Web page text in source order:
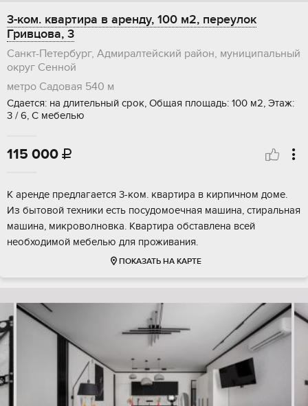
3-ком. квартира в аренду, 100 м2, переулок
Гривцова, 3
Санкт-Петербург, Адмиралтейский район, муниципальный
округ Сенной
метро Садовая 540 м
Сдается: на длительный срок, Общая площадь: 100 м2, Этаж:
3 / 6, С мебелью
115 000 
К аренде предлагается 3-ком. квартира в кирпичном доме.
Из бытовой техники есть посудомоечная машина, стиральная
машина, микроволновка. Квартира обставлена всей
необходимой мебелью для проживания.
ПОКАЗАТЬ НА КАРТЕ